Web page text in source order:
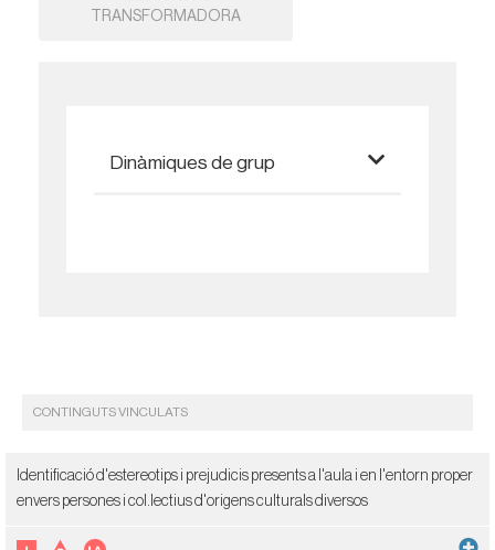
TRANSFORMADORA
Dinàmiques de grup
CONTINGUTS VINCULATS
Identificació d'estereotips i prejudicis presents a l'aula i en l'entorn proper
envers persones i col.lectius d'origens culturals diversos